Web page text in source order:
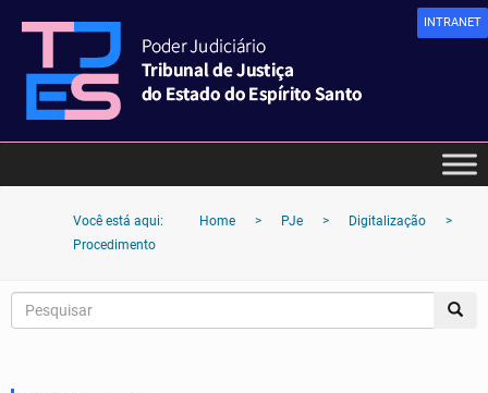
INTRANET
Você está aqui: Home > PJe > Digitalização
>
Procedimento